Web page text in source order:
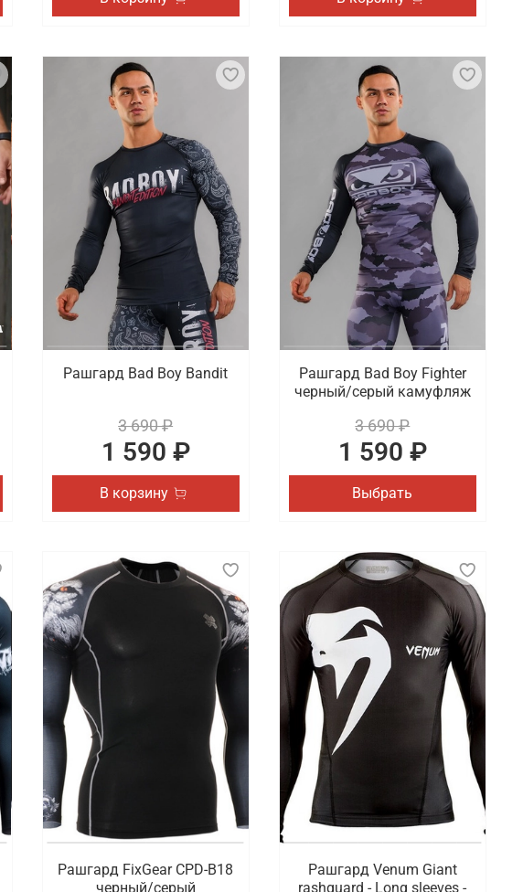
Рашгард Bad Boy Bandit
3 690 ₽
1 590 ₽
В корзину
Рашгард Bad Boy Fighter
черный/серый камуфляж
3 690 ₽
1 590 ₽
Выбрать
Рашгард FixGear CPD-B18
черный/серый
Рашгард Venum Giant
rashguard - Long sleeves -